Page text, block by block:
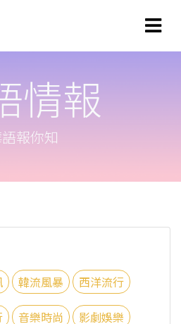
情報
報你知
韓流風暴 西洋流行
音樂時尚 影劇娛樂